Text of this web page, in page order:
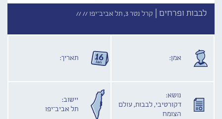
לבבות ופרחים | קרל נטר 3, תל אביב־יפו // //
אמן: תאריך:
נושא:
דקורטיבי, לבבות, עולם
הצומח
יישוב:
תל אביב־יפו